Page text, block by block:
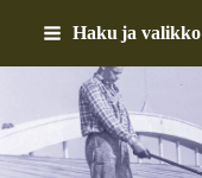
Siirry
sisältöön
Haku ja valikko